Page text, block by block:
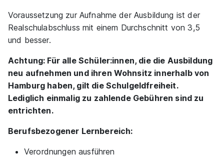
Voraussetzung zur Aufnahme der Ausbildung ist der
Realschulabschluss mit einem Durchschnitt von 3,5
und besser.
Achtung: Für alle Schüler:innen, die die Ausbildung
neu aufnehmen und ihren Wohnsitz innerhalb von
Hamburg haben, gilt die Schulgeldfreiheit.
Lediglich einmalig zu zahlende Gebühren sind zu
entrichten.
Berufsbezogener Lernbereich:
Verordnungen ausführen